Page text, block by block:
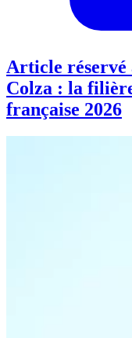
Article réservé
Colza : la
française 2026